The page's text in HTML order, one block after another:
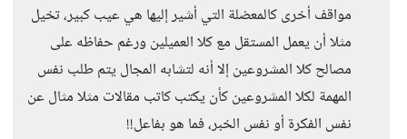
مواقف أخرى كالمعضلة التي أشير إليها هي عيب كبير، تخيل
مثلا أن يعمل المستقل مع كلا العميلين ورغم حفاظه على
مصالح كلا المشروعين إلا أنه لتشابه المجال يتم طلب نفس
المهمة لكلا المشروعين كأن يكتب كاتب مقالات مثلا مثال عن
نفس الفكرة أو نفس الخبر، فما هو بفاعل!!